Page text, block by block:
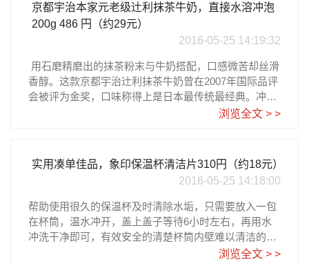
京都宇治本家元老级辻利抹茶牛奶，直接水溶冲泡
200g 486 円（约29元）
2016-05-25 14:19:32
用石磨精磨出的抹茶粉末与牛奶搭配，口感微苦却丝滑
香醇。这款京都宇治辻利抹茶牛奶曾在2007年国际品评
会被评为金奖，口味称得上是日本最传统最经典。冲泡
时加入冷热水皆可，但记得不要冲得太淡。除了加水，
浏览全文 > >
实用凑单佳品，象印保温杯清洁片310円（约18元）
2016-05-25 14:18:00
帮助使用很久的保温杯及时清除水垢，只需要放入一包
在杯筒，温水冲开，盖上盖子等待6小时左右，再用水
冲洗干净即可，有效安全的清楚杯筒内壁难以清洁的水
垢，超实用凑单佳品。保温杯身形细长不易清洁，有了
浏览全文 > >